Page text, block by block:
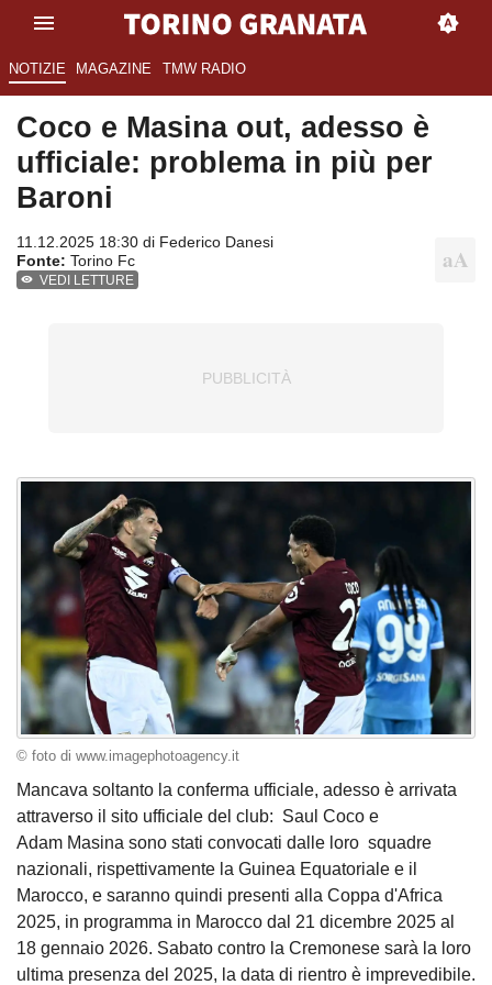
NOTIZIE MAGAZINE TMW RADIO
Coco e Masina out, adesso è
ufficiale: problema in più per
Baroni
11.12.2025 18:30 di Federico Danesi
Fonte: Torino Fc
VEDI LETTURE
© foto di www.imagephotoagency.it
Mancava soltanto la conferma ufficiale, adesso è arrivata
attraverso il sito ufficiale del club: Saul Coco e
Adam Masina sono stati convocati dalle loro squadre
nazionali, rispettivamente la Guinea Equatoriale e il
Marocco, e saranno quindi presenti alla Coppa d'Africa
2025, in programma in Marocco dal 21 dicembre 2025 al
18 gennaio 2026. Sabato contro la Cremonese sarà la loro
ultima presenza del 2025, la data di rientro è imprevedibile.